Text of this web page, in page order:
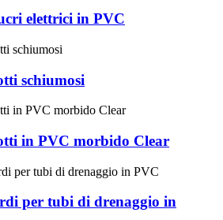
elettrici in PVC
schiumosi
in PVC morbido Clear
per tubi di drenaggio in